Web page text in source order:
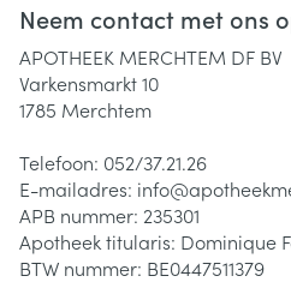
Neem contact met ons
APOTHEEK MERCHTEM DF BV
Varkensmarkt 10
1785 Merchtem
Telefoon: 052/37.21.26
E-mailadres: info@
APB nummer: 235301
Apotheek titularis: Dominique
BTW nummer: BE0447511379